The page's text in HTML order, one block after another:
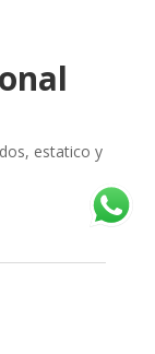
estatico y